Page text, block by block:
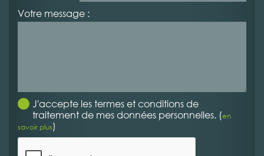
Votre message :
J'accepte les termes et conditions de
traitement de mes données personnelles. (en
savoir plus)